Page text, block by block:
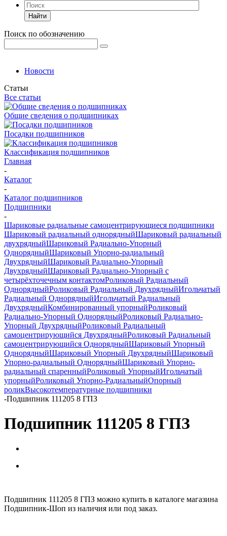
Найти
Поиск по обозначению
Новости
Статьи
Все статьи
Общие сведения о подшипниках
Посадки подшипников
Классификация подшипников
Главная
-
Каталог
-
Каталог подшипников
Подшипники
-
Шариковые радиальные самоцентрирующиеся подшипники
Шариковый радиальный однорядныйШариковый радиальный
двухрядныйШариковый Радиально-Упорный
ОднорядныйШариковый Упорно-радиальный
ДвухрядныйШариковый Радиально-Упорный
ДвухрядныйШариковый Радиально-Упорный с
четырёхточечным контактомРоликовый Радиальный
ОднорядныйРоликовый Радиальный ДвухрядныйИгольчатый
Радиальный ОднорядныйИгольчатый Радиальный
ДвухрядныйКомбинированный упорныйРоликовый
Радиально-Упорный ОднорядныйРоликовый Радиально-
Упорный ДвухрядныйРоликовый Радиальный
самоцентрирующийся ДвухрядныйРоликовый Радиальный
самоцентрирующийся ОднорядныйШариковый Упорный
ОднорядныйШариковый Упорный ДвухрядныйШариковый
Упорно-радиальный ОднорядныйШариковый Упорно-
радиальный спаренныйРоликовый УпорныйИгольчатый
упорныйРоликовый Упорно-РадиальныйОпорный
роликВысокотемпературные подшипники
-Подшипник 111205 8 ГПЗ
Подшипник 111205 8 ГПЗ
Подшипник 111205 8 ГПЗ можно купить в каталоге магазина
Подшипник-Шоп из наличия или под заказ.